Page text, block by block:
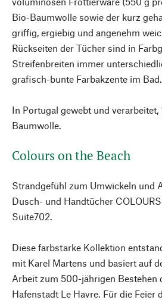
Bio-Baumwolle sowie der kurz
griffig, ergiebig und angenehm
Rückseiten der Tücher sind in
Streifenbreiten immer
grafisch-bunte Farbakzente im
In Portugal gewebt und verarbeitet,
Baumwolle.
Colours on the Beach
Strandgefühl zum Umwickeln und
Dusch- und Handtücher
Suite702.
Diese farbstarke Kollektion
mit Karel Martens und basiert auf
Arbeit zum 500-jährigen Bestehen
Hafenstadt Le Havre. Für die Feier